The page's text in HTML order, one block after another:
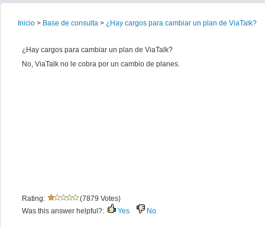
Inicio > Base de consulta > ¿Hay cargos para cambiar un plan de ViaTalk?
¿Hay cargos para cambiar un plan de ViaTalk?
No, ViaTalk no le cobra por un cambio de planes.
Rating:
(7879 Votes)
Was this answer helpful?:
Yes No